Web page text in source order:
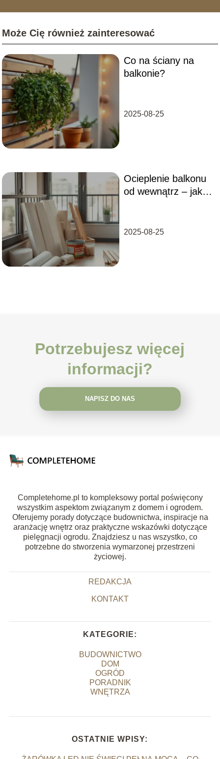
remonty trzeba powtarzać co dwa sezony. Analizuję
kompozytowych i systemów wentylowanych, po
tradycyjną ceramikę. Moim celem jest edukowanie
"instagramowy", ale przede wszystkim trwały,
bezpieczny i zgodny z przepisami wspólnot
mieszkaniowych.
Może Cię również zainteresować
Co na ściany na
balkonie?
2025-08-25
Ocieplenie balkonu
od wewnątrz – jak
2025-08-25
Potrzebujesz więcej
informacji?
NAPISZ DO NAS
Completehome.pl to kompleksowy portal poświęcony
wszystkim aspektom związanym z domem i ogrodem.
Oferujemy porady dotyczące budownictwa, inspiracje na
aranżację wnętrz oraz praktyczne wskazówki dotyczące
pielęgnacji ogrodu. Znajdziesz u nas wszystko, co
potrzebne do stworzenia wymarzonej przestrzeni
życiowej.
REDAKCJA
KONTAKT
KATEGORIE:
BUDOWNICTWO
DOM
OGRÓD
PORADNIK
WNĘTRZA
OSTATNIE WPISY: